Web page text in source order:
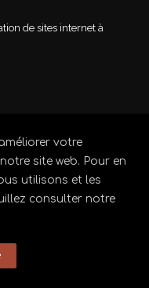
de sites internet à
votre
site web. Pour en
utilisons et les
consulter notre